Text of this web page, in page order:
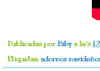
Publicadas porBibya la/s
Etiquetas: adornos